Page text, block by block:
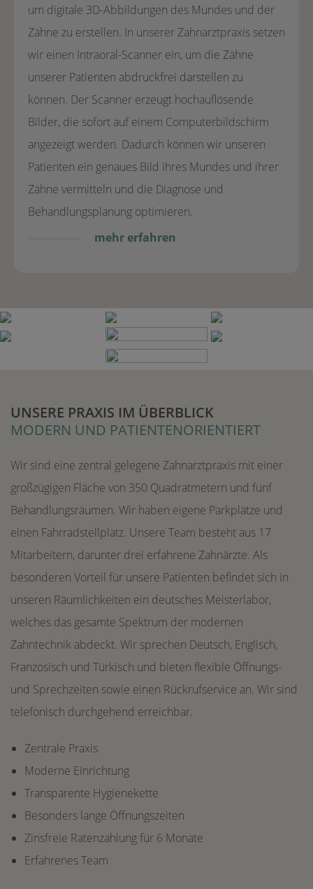
um digitale 3D-Abbildungen des Mundes und der
Zähne zu erstellen. In unserer Zahnarztpraxis setzen
wir einen Intraoral-Scanner ein, um die Zähne
unserer Patienten abdruckfrei darstellen zu
können. Der Scanner erzeugt hochauflösende
Bilder, die sofort auf einem Computerbildschirm
angezeigt werden. Dadurch können wir unseren
Patienten ein genaues Bild ihres Mundes und ihrer
Zähne vermitteln und die Diagnose und
Behandlungsplanung optimieren.
mehr erfahren
UNSERE PRAXIS IM ÜBERBLICK
MODERN UND PATIENTENORIENTIERT
Wir sind eine zentral gelegene Zahnarztpraxis mit einer
großzügigen Fläche von 350 Quadratmetern und fünf
Behandlungsräumen. Wir haben eigene Parkplätze und
einen Fahrradstellplatz. Unsere Team besteht aus 17
Mitarbeitern, darunter drei erfahrene Zahnärzte. Als
besonderen Vorteil für unsere Patienten befindet sich in
unseren Räumlichkeiten ein deutsches Meisterlabor,
welches das gesamte Spektrum der modernen
Zahntechnik abdeckt. Wir sprechen Deutsch, Englisch,
Französisch und Türkisch und bieten flexible Öffnungs-
und Sprechzeiten sowie einen Rückrufservice an. Wir sind
telefonisch durchgehend erreichbar.
Zentrale Praxis
Moderne Einrichtung
Transparente Hygienekette
Besonders lange Öffnungszeiten
Zinsfreie Ratenzahlung für 6 Monate
Erfahrenes Team